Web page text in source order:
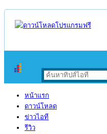
หน้าแรก
ดาวน์โหลด
ข่าวไอที
รีวิว